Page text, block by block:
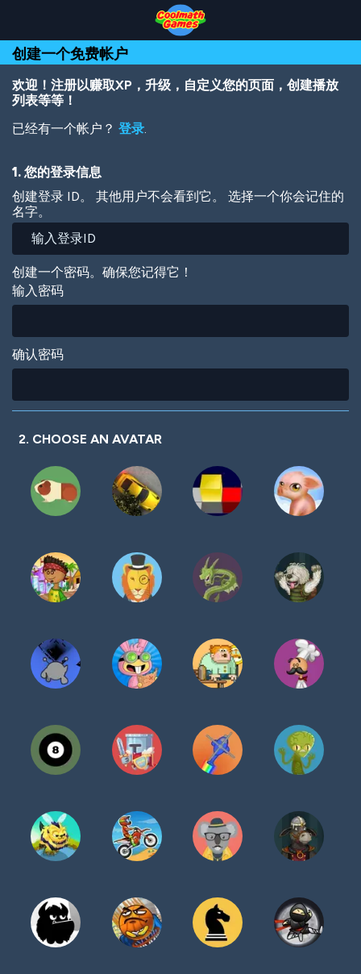
Top
of
Page
Navigation
Main
Content
Footer
到
主
要
内
容
创建一个免费帐户
欢迎！注册以赚取XP，升级，自定义您的页面，创建播放
列表等等！
已经有一个帐户？ 登录.
1. 您的登录信息
创建登录 ID。 其他用户不会看到它。 选择一个你会记住的
名字。
创建一个密码。确保您记得它！
输入密码
确认密码
2. CHOOSE AN AVATAR